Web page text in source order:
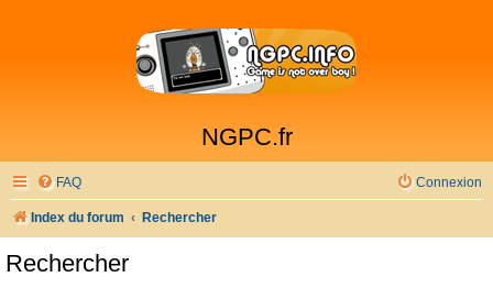
NGPC.fr
FAQ Connexion
Index du forum Rechercher
Rechercher